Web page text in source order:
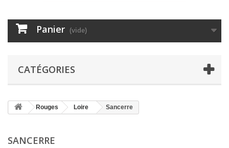
Panier (vide)
CATÉGORIES
Rouges Loire Sancerre
SANCERRE